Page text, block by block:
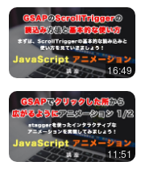
16:49
11:51